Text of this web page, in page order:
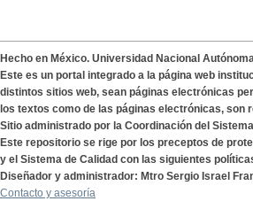
Hecho en México. Universidad Nacional
Este es un portal integrado a la página web
distintos sitios web, sean páginas electrónicas
los textos como de las páginas electrónicas,
Sitio administrado por la Coordinación del
Este repositorio se rige por los preceptos de
y el Sistema de Calidad con las siguientes
Diseñador y administrador: Mtro Sergio Israel
Contacto y asesoría